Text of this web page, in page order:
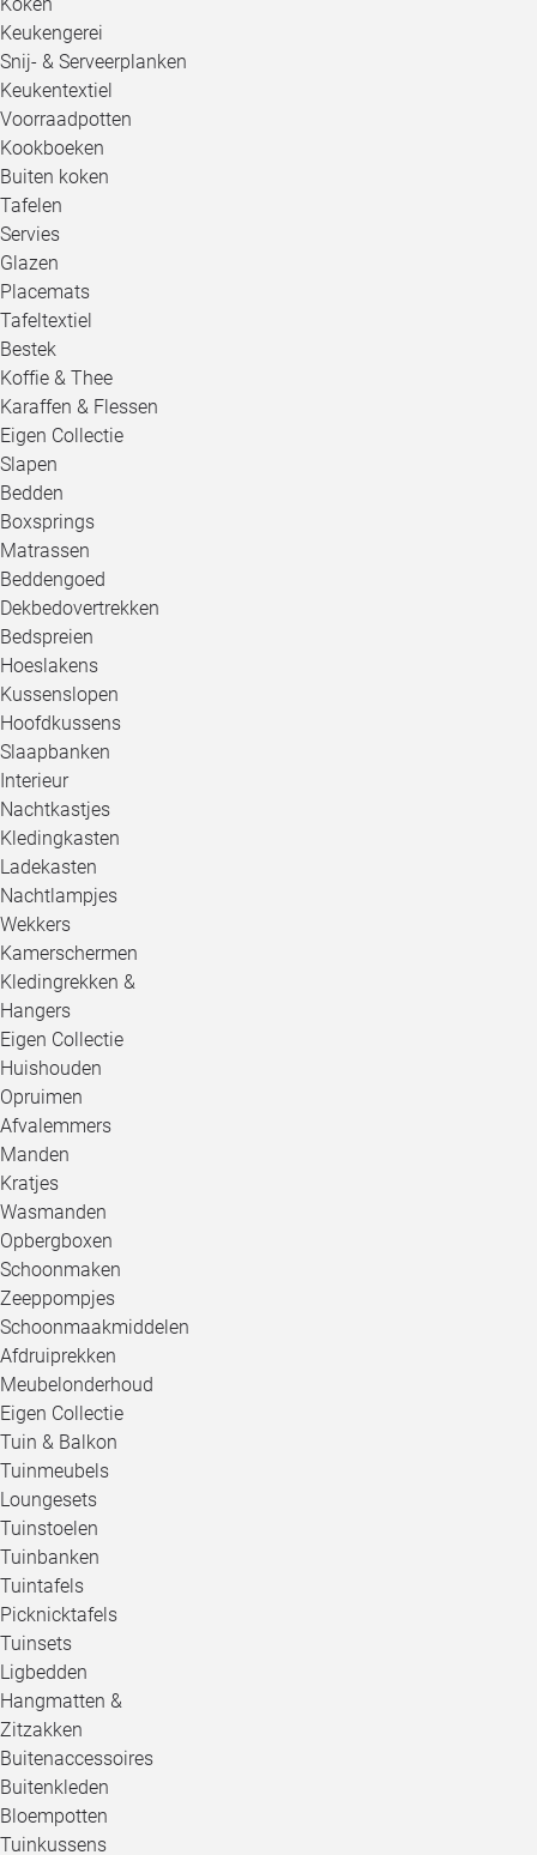
Keukengerei
Snij- & Serveerplanken
Keukentextiel
Voorraadpotten
Kookboeken
Buiten koken
Tafelen
Servies
Glazen
Placemats
Tafeltextiel
Bestek
Koffie & Thee
Karaffen & Flessen
Eigen Collectie
Slapen
Bedden
Boxsprings
Matrassen
Beddengoed
Dekbedovertrekken
Bedspreien
Hoeslakens
Kussenslopen
Hoofdkussens
Slaapbanken
Interieur
Nachtkastjes
Kledingkasten
Ladekasten
Nachtlampjes
Wekkers
Kamerschermen
Kledingrekken &
Hangers
Eigen Collectie
Huishouden
Opruimen
Afvalemmers
Manden
Kratjes
Wasmanden
Opbergboxen
Schoonmaken
Zeeppompjes
Schoonmaakmiddelen
Afdruiprekken
Meubelonderhoud
Eigen Collectie
Tuin & Balkon
Tuinmeubels
Loungesets
Tuinstoelen
Tuinbanken
Tuintafels
Picknicktafels
Tuinsets
Ligbedden
Hangmatten &
Zitzakken
Buitenaccessoires
Buitenkleden
Bloempotten
Tuinkussens